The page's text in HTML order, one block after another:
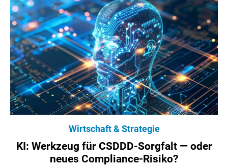
Wirtschaft & Strategie
KI: Werkzeug für CSDDD-Sorgfalt — oder
neues Compliance-Risiko?